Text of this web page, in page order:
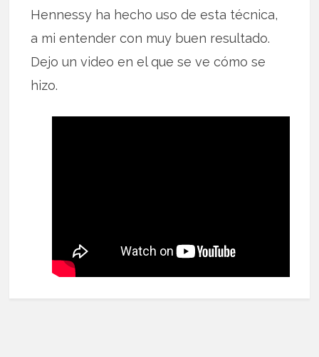
Hennessy ha hecho uso de esta técnica,
a mi entender con muy buen resultado.
Dejo un video en el que se ve cómo se
hizo.